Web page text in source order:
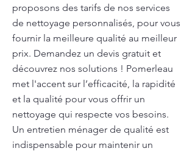
proposons des tarifs de nos services
de nettoyage personnalisés, pour vous
fournir la meilleure qualité au meilleur
prix. Demandez un devis gratuit et
découvrez nos solutions ! Pomerleau
met l'accent sur l’efficacité, la rapidité
et la qualité pour vous offrir un
nettoyage qui respecte vos besoins.
Un entretien ménager de qualité est
indispensable pour maintenir un